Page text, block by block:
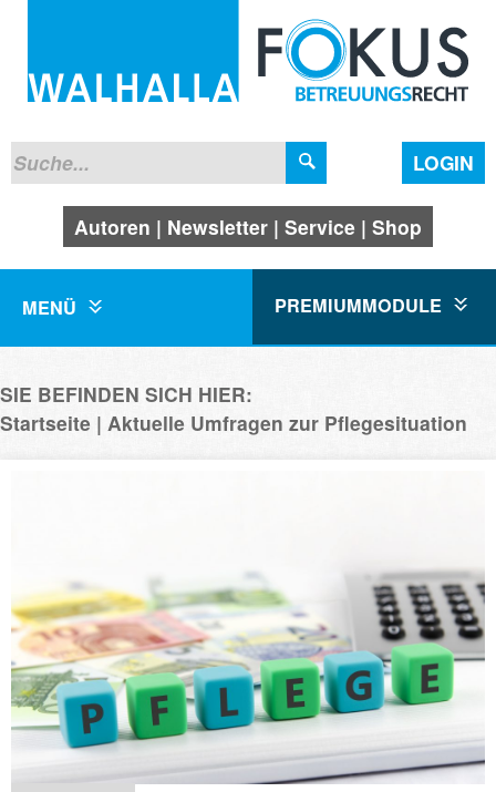
LOGIN
Autoren Newsletter Service Shop
MENÜ PREMIUMMODULE
SIE BEFINDEN SICH HIER:
Startseite
Aktuelle Umfragen zur Pflegesituation